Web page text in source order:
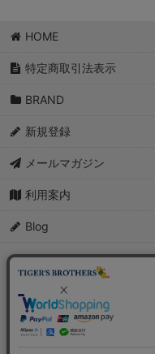
HOME
特定商取引法表示
BRAND
新規登録
メールマガジン
利用案内
Blog